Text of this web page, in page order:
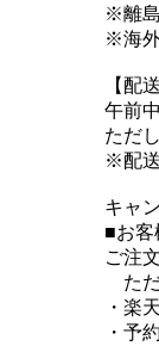
※離島
※海外
【配
午前
ただ
※配送
キャ
■お客
ご注
ただ
・楽
・予